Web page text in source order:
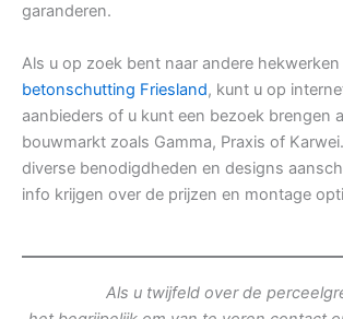
garanderen.
Als u op zoek bent naar andere
betonschutting Friesland, kunt u op
aanbieders of u kunt een bezoek brengen
bouwmarkt zoals Gamma, Praxis of
diverse benodigdheden en designs
info krijgen over de prijzen en montage
Als u twijfeld over de